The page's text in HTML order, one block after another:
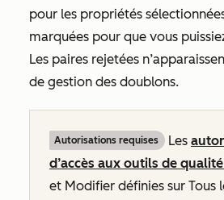
pour les propriétés
marquées pour que vous
Les paires rejetées
de gestion des doublons.
Autorisations requises Les
d’accès aux outils de
et Modifier définies sur Tous